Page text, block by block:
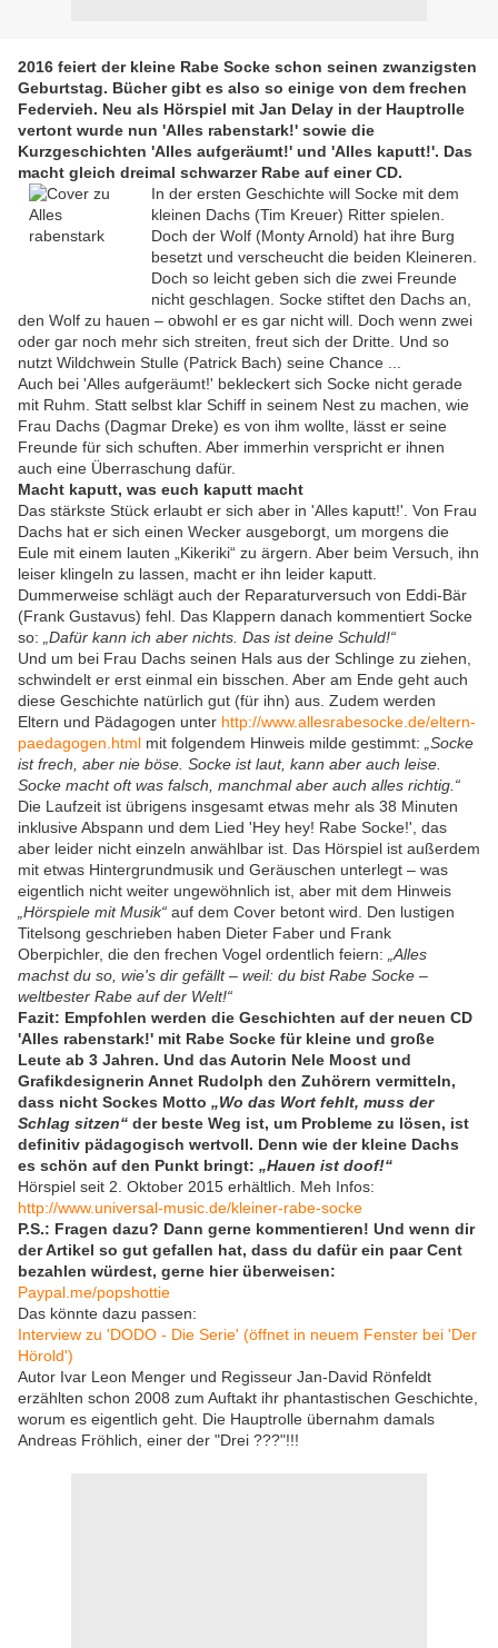
2016 feiert der kleine Rabe Socke schon seinen zwanzigsten
Geburtstag. Bücher gibt es also so einige von dem frechen
Federvieh. Neu als Hörspiel mit Jan Delay in der Hauptrolle
vertont wurde nun 'Alles rabenstark!' sowie die
Kurzgeschichten 'Alles aufgeräumt!' und 'Alles kaputt!'. Das
macht gleich dreimal schwarzer Rabe auf einer CD.
In der ersten Geschichte will Socke mit dem
kleinen Dachs (Tim Kreuer) Ritter spielen.
Doch der Wolf (Monty Arnold) hat ihre Burg
besetzt und verscheucht die beiden Kleineren.
Doch so leicht geben sich die zwei Freunde
nicht geschlagen. Socke stiftet den Dachs an,
den Wolf zu hauen – obwohl er es gar nicht will. Doch wenn zwei
oder gar noch mehr sich streiten, freut sich der Dritte. Und so
nutzt Wildchwein Stulle (Patrick Bach) seine Chance ...
Auch bei 'Alles aufgeräumt!' bekleckert sich Socke nicht gerade
mit Ruhm. Statt selbst klar Schiff in seinem Nest zu machen, wie
Frau Dachs (Dagmar Dreke) es von ihm wollte, lässt er seine
Freunde für sich schuften. Aber immerhin verspricht er ihnen
auch eine Überraschung dafür.
Macht kaputt, was euch kaputt macht
Das stärkste Stück erlaubt er sich aber in 'Alles kaputt!'. Von Frau
Dachs hat er sich einen Wecker ausgeborgt, um morgens die
Eule mit einem lauten „Kikeriki“ zu ärgern. Aber beim Versuch, ihn
leiser klingeln zu lassen, macht er ihn leider kaputt.
Dummerweise schlägt auch der Reparaturversuch von Eddi-Bär
(Frank Gustavus) fehl. Das Klappern danach kommentiert Socke
so:
„Dafür kann ich aber nichts. Das ist deine Schuld!“
Und um bei Frau Dachs seinen Hals aus der Schlinge zu ziehen,
schwindelt er erst einmal ein bisschen. Aber am Ende geht auch
diese Geschichte natürlich gut (für ihn) aus. Zudem werden
Eltern und Pädagogen unter http://www.allesrabesocke.de/eltern-
paedagogen.html mit folgendem Hinweis milde gestimmt:
„Socke
ist frech, aber nie böse. Socke ist laut, kann aber auch leise.
Socke macht oft was falsch, manchmal aber auch alles richtig.“
Die Laufzeit ist übrigens insgesamt etwas mehr als 38 Minuten
inklusive Abspann und dem Lied 'Hey hey! Rabe Socke!', das
aber leider nicht einzeln anwählbar ist. Das Hörspiel ist außerdem
mit etwas Hintergrundmusik und Geräuschen unterlegt – was
eigentlich nicht weiter ungewöhnlich ist, aber mit dem Hinweis
„Hörspiele mit Musik“ auf dem Cover betont wird. Den lustigen
Titelsong geschrieben haben Dieter Faber und Frank
Oberpichler, die den frechen Vogel ordentlich feiern:
„Alles
machst du so, wie's dir gefällt – weil: du bist Rabe Socke –
weltbester Rabe auf der Welt!“
Fazit: Empfohlen werden die Geschichten auf der neuen CD
'Alles rabenstark!' mit Rabe Socke für kleine und große
Leute ab 3 Jahren. Und das Autorin Nele Moost und
Grafikdesignerin Annet Rudolph den Zuhörern vermitteln,
dass nicht Sockes Motto „Wo das Wort fehlt, muss der
Schlag sitzen“ der beste Weg ist, um Probleme zu lösen, ist
definitiv pädagogisch wertvoll. Denn wie der kleine Dachs
es schön auf den Punkt bringt: „Hauen ist doof!“
Hörspiel seit 2. Oktober 2015 erhältlich. Meh Infos:
http://www.universal-music.de/kleiner-rabe-socke
P.S.: Fragen dazu? Dann gerne kommentieren! Und wenn dir
der Artikel so gut gefallen hat, dass du dafür ein paar Cent
bezahlen würdest, gerne hier überweisen:
Paypal.me/popshottie
Das könnte dazu passen:
Interview zu 'DODO - Die Serie' (öffnet in neuem Fenster bei 'Der
Hörold')
Autor Ivar Leon Menger und Regisseur Jan-David Rönfeldt
erzählten schon 2008 zum Auftakt ihr phantastischen Geschichte,
worum es eigentlich geht. Die Hauptrolle übernahm damals
Andreas Fröhlich, einer der "Drei ???"!!!